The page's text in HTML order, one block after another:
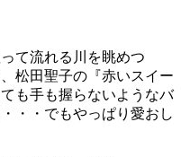
て流れる川を眺めつ
松田聖子の『赤いスイー
も手も握らないようなバ
・・でもやっぱり愛おし